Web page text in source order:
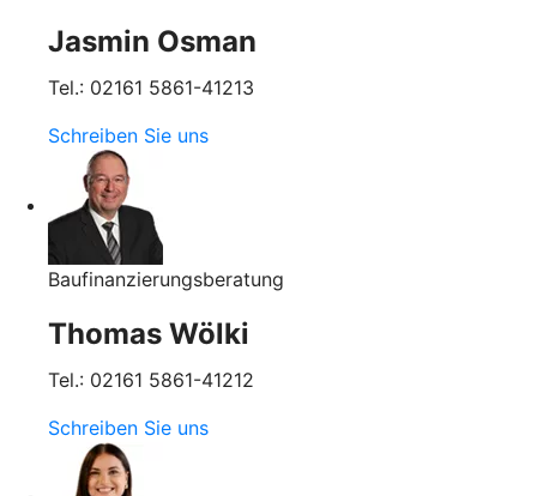
Jasmin Osman
Tel.: 02161 5861-41213
Schreiben Sie uns
Baufinanzierungsberatung
Thomas Wölki
Tel.: 02161 5861-41212
Schreiben Sie uns